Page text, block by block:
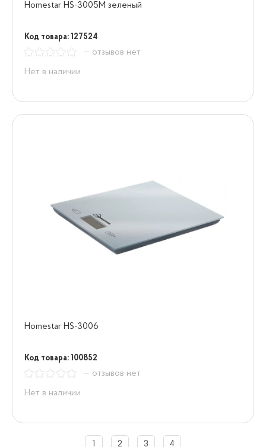
Homestar HS-3005М зеленый
Код товара: 127524
— отзывов нет
Нет в наличии
Homestar HS-3006
Код товара: 100852
— отзывов нет
Нет в наличии
1 2 3 4